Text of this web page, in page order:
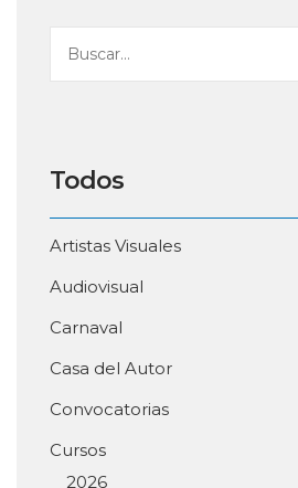
Todos
Artistas Visuales
Audiovisual
Carnaval
Casa del Autor
Convocatorias
Cursos
2026